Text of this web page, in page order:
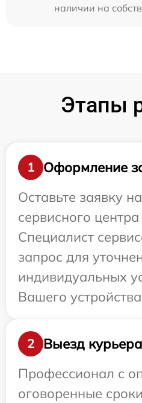
наличии на
Этапы
1
Оформление
Оставьте заявку
сервисного
Специалист
запрос для
индивидуальных
Вашего
2
Выезд
Профессионал с
оговоренные